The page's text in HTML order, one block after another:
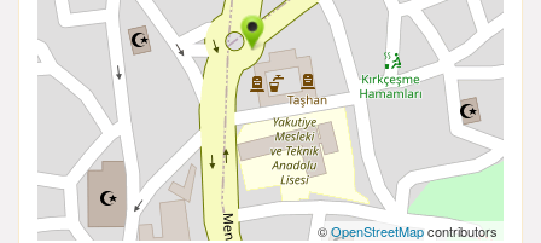
©OpenStreetMapcontributors